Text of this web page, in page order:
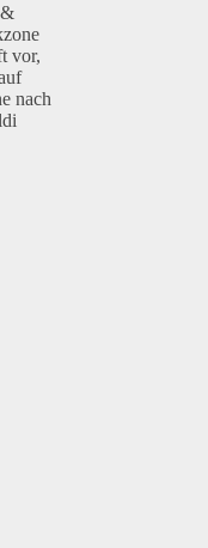
vor,
nach